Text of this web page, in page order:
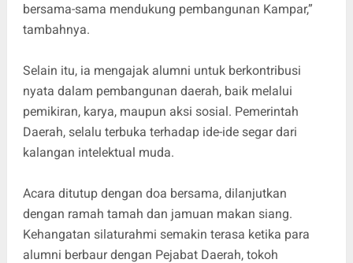
bersama-sama mendukung pembangunan Kampar,”
tambahnya.
Selain itu, ia mengajak alumni untuk berkontribusi
nyata dalam pembangunan daerah, baik melalui
pemikiran, karya, maupun aksi sosial. Pemerintah
Daerah, selalu terbuka terhadap ide-ide segar dari
kalangan intelektual muda.
Acara ditutup dengan doa bersama, dilanjutkan
dengan ramah tamah dan jamuan makan siang.
Kehangatan silaturahmi semakin terasa ketika para
alumni berbaur dengan Pejabat Daerah, tokoh